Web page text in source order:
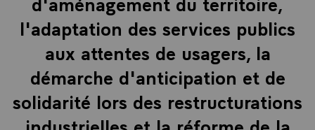
l'adaptation des services publics
aux attentes de usagers, la
démarche d'anticipation et de
solidarité lors des restructurations